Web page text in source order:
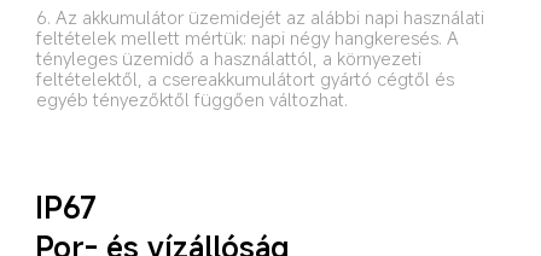
6. Az akkumulátor üzemidejét az alábbi napi használati
feltételek mellett mértük: napi négy hangkeresés. A
tényleges üzemidő a használattól, a környezeti
feltételektől, a csereakkumulátort gyártó cégtől és
egyéb tényezőktől függően változhat.
IP67
Por- és vízállóság